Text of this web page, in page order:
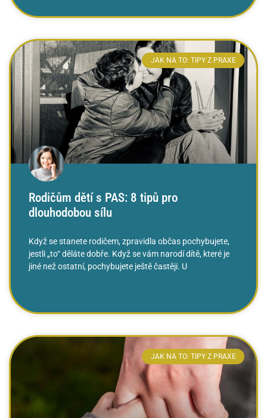
JAK NA TO: TIPY Z PRAXE
Rodičům dětí s PAS: 8 tipů pro
dlouhodobou sílu
Když se stanete rodičem, zpravidla občas pochybujete,
jestli „to“ děláte dobře. Když se vám narodí dítě, které je
jiné než ostatní, pochybujete ještě častěji. U
JAK NA TO: TIPY Z PRAXE